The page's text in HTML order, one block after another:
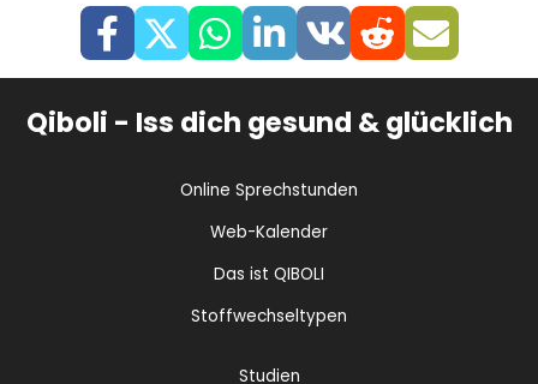
Qiboli - Iss dich gesund & glücklich
Online Sprechstunden
Web-Kalender
Das ist QIBOLI
Stoffwechseltypen
Studien